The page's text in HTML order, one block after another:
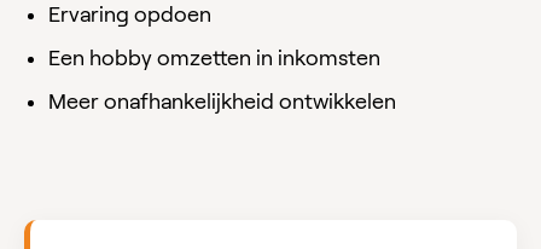
Ervaring opdoen
Een hobby omzetten in inkomsten
Meer onafhankelijkheid ontwikkelen